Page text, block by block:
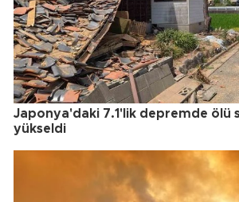
Japonya'daki 7.1'lik depremde ölü
yükseldi